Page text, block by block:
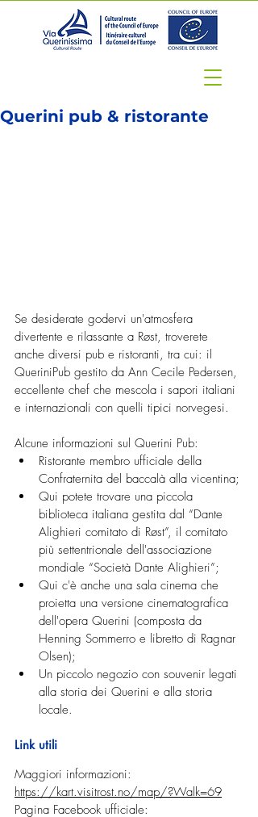
Querini pub & ristorante
Se desiderate godervi un'atmosfera
divertente e rilassante a Røst, troverete
anche diversi pub e ristoranti, tra cui: il
QueriniPub gestito da Ann Cecile Pedersen,
eccellente chef che mescola i sapori italiani
e internazionali con quelli tipici norvegesi.
Alcune informazioni sul Querini Pub:
Ristorante membro ufficiale della
Confraternita del baccalà alla vicentina;
Qui potete trovare una piccola
biblioteca italiana gestita dal “Dante
Alighieri comitato di Røst”, il comitato
più settentrionale dell'associazione
mondiale “Società Dante Alighieri”;
Qui c'è anche una sala cinema che
proietta una versione cinematografica
dell'opera Querini (composta da
Henning Sommerro e libretto di Ragnar
Olsen);
Un piccolo negozio con souvenir legati
alla storia dei Querini e alla storia
locale.
Link utili
Maggiori informazioni:
https://kart.visitrost.no/map/?Walk=69
Pagina Facebook ufficiale: